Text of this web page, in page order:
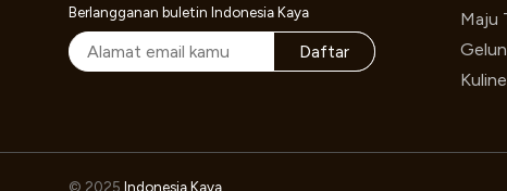
Maju
Berlangganan buletin Indonesia Kaya
Daftar
© 2025 Indonesia Kaya